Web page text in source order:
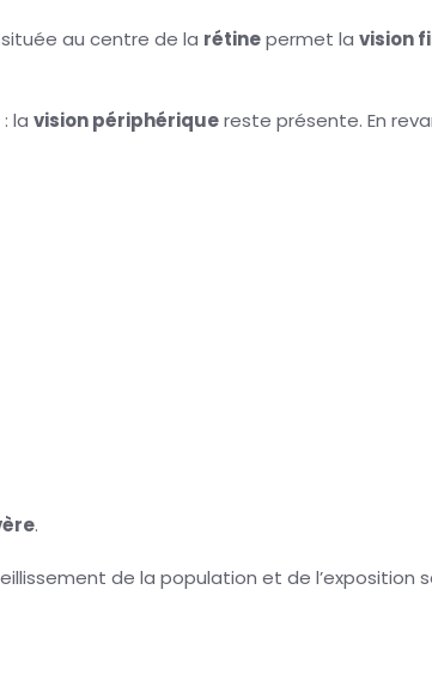
au centre de la rétinepermet la vision
la vision périphériquereste présente. En
.
de la population et de l’exposition